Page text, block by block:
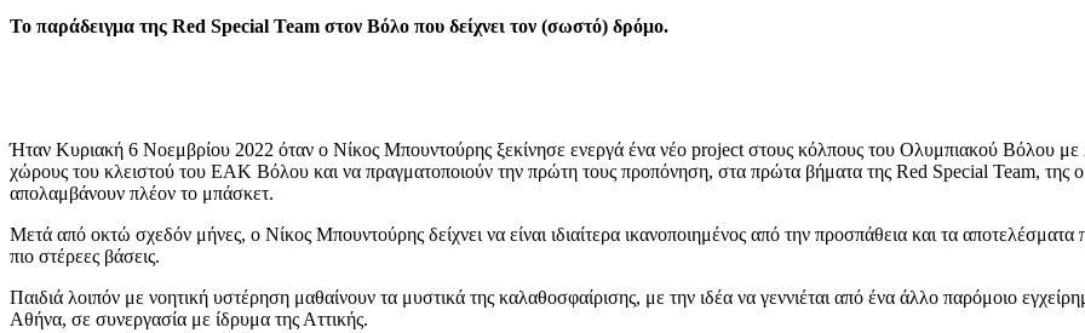
Το παράδειγμα της Red Special Team στον Βόλο που δείχνει τον (σωστό) δρόμο.
Ήταν Κυριακή 6 Νοεμβρίου 2022 όταν ο Νίκος Μπουντούρης ξεκίνησε ενεργά ένα νέο project στους κόλπους του Ολυμπιακού Βόλου με
χώρους του κλειστού του ΕΑΚ Βόλου και να πραγματοποιούν την πρώτη τους προπόνηση, στα πρώτα βήματα της Red Special Team, της
απολαμβάνουν πλέον το μπάσκετ.
Μετά από οκτώ σχεδόν μήνες, ο Νίκος Μπουντούρης δείχνει να είναι ιδιαίτερα ικανοποιημένος από την προσπάθεια και τα
πιο στέρεες βάσεις.
Παιδιά λοιπόν με νοητική υστέρηση μαθαίνουν τα μυστικά της καλαθοσφαίρισης, με την ιδέα να γεννιέται από ένα άλλο παρόμοιο
Αθήνα, σε συνεργασία με ίδρυμα της Αττικής.